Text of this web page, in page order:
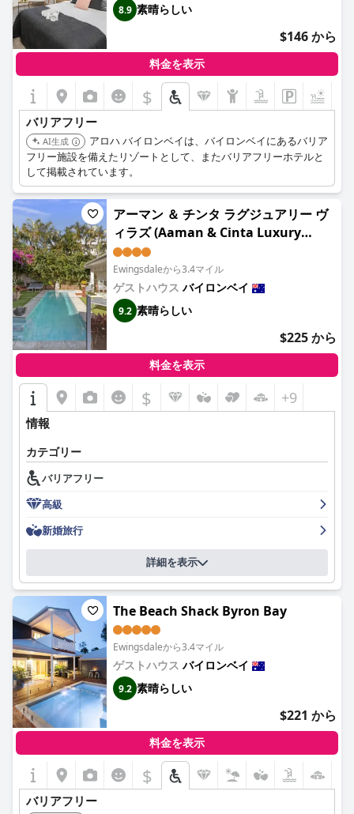
清潔さは繰り返し発生する問題であり、汚れたバスルーム、キッ
チン、共有エリアに関する報告が複数あり、メンテナンスの改善
が必要であることを示唆しています。しかし、NomadsのArts
Factoryのスタッフは、明るい存在であり、フレンドリーで親
切、そして協力的であると頻繁に表現され、ホステルの温かく魅
力的な環境に大きく貢献しています。
ホステルのWiFiは一般的に貧弱で、不安定でしばしば機能しない
接続のため、リモートワークにはあまり適していません。一方、
プールエリアは、その広さ、清潔さ、そして十分なラウンジャー
で高く評価されており、リラックスできる素晴らしい場所を提供
しています。
駐車場もまた肯定的な側面であり、広くて無料の駐車場は、ゲス
トにとって簡単で便利です。ベッドについても賛否両論があり、
快適だと感じるゲストもいれば、古くて染みのついたマットレス
や騒がしいフレームのために不快に感じるゲストもいます。
要約すると、NomadsのArts Factoryは、自然とバイロンベイの
のんびりとした雰囲気に浸りたい人にとって、ユニークで楽しい
滞在を提供します。清潔さや部屋の状態の一貫性に問題はありま
すが、優れたスタッフ、美しいロケーション、そしてプールやカ
フェのようなリラックスできるアメニティは、多くの旅行者にと
って思い出に残る場所となっています。
8.9 素晴らしい
$146 から
料金を表示
$
バリアフリー
AI生成
アロハ バイロンベイは、バイロンベイにあるバリア
フリー施設を備えたリゾートとして、またバリアフリーホテルと
して掲載されています。
アーマン ＆ チンタ ラグジュアリー ヴ
ィラズ (Aaman & Cinta Luxury
Villas)
Ewingsdaleから3.4マイル
ゲストハウス バイロンベイ
9.2 素晴らしい
$225 から
料金を表示
$ +9
情報
カテゴリー
バリアフリー
高級
新婚旅行
詳細を表示
The Beach Shack Byron Bay
Ewingsdaleから3.4マイル
ゲストハウス バイロンベイ
9.2 素晴らしい
$221 から
料金を表示
$
バリアフリー